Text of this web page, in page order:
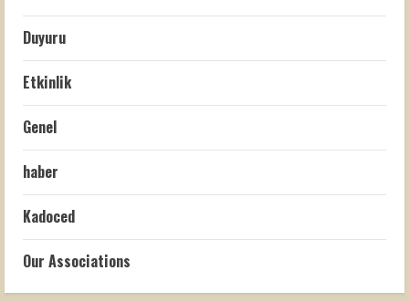
Duyuru
Etkinlik
Genel
haber
Kadoced
Our Associations